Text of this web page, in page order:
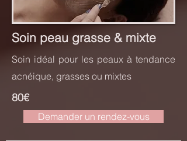
Soin peau grasse & mixte
Soin idéal pour les peaux à tendance
acnéique, grasses ou mixtes
80€
Demander un rendez-vous